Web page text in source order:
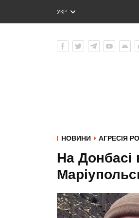
УКР
ENG
НОВИНИ АГРЕСІЯ
На Донбасі